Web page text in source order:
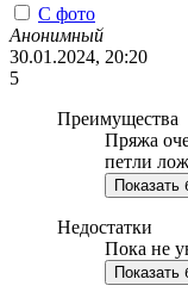
С фото
Анонимный
30.01.2024, 20:20
5
Преимущества
Пряжа
петли
Показать
Недостатки
Пока не
Показать